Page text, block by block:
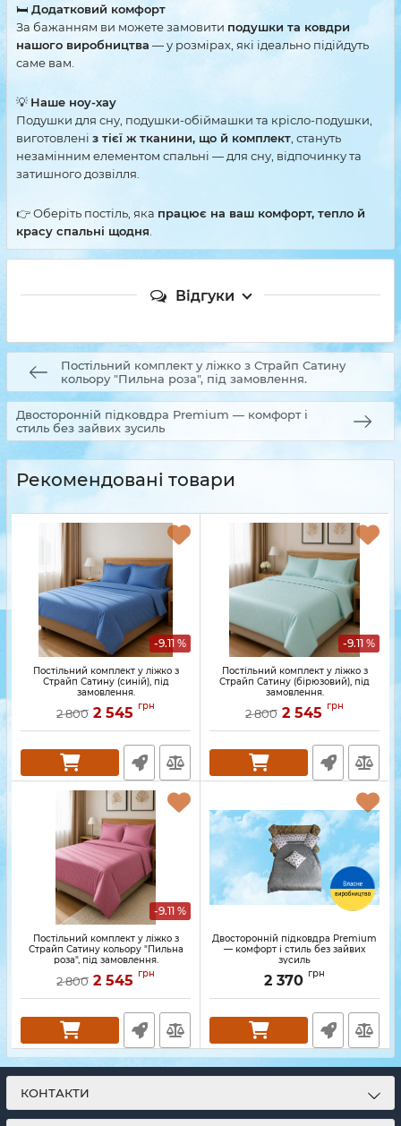
🛏 Додатковий комфорт
За бажанням ви можете замовити подушки та ковдри
нашого виробництва — у розмірах, які ідеально підійдуть
саме вам.
💡 Наше ноу-хау
Подушки для сну, подушки-обіймашки та крісло-подушки,
виготовлені з тієї ж тканини, що й комплект , стануть
незамінним елементом спальні — для сну, відпочинку та
затишного дозвілля.
👉 Оберіть постіль, яка працює на ваш комфорт, тепло й
красу спальні щодня
Відгуки
Постільний комплект у ліжко з Страйп Сатину
кольору "Пильна роза", під замовлення.
Двосторонній підковдра Premium — комфорт і
стиль без зайвих зусиль
Рекомендовані товари
-9.11 %
Постільний комплект у ліжко з
Страйп Сатину (синій), під
замовлення.
2 800 2 545 грн
-9.11 %
Постільний комплект у ліжко з
Страйп Сатину (бірюзовий), під
замовлення.
2 800 2 545 грн
-9.11 %
Постільний комплект у ліжко з
Страйп Сатину кольору "Пильна
роза", під замовлення.
2 800 2 545 грн
Двосторонній підковдра Premium
— комфорт і стиль без зайвих
зусиль
2 370 грн
КОНТАКТИ